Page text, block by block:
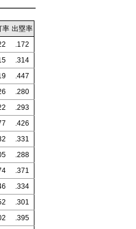
率 出塁率
.172
.314
.447
.280
.293
.426
.331
.288
.371
.334
.301
.395